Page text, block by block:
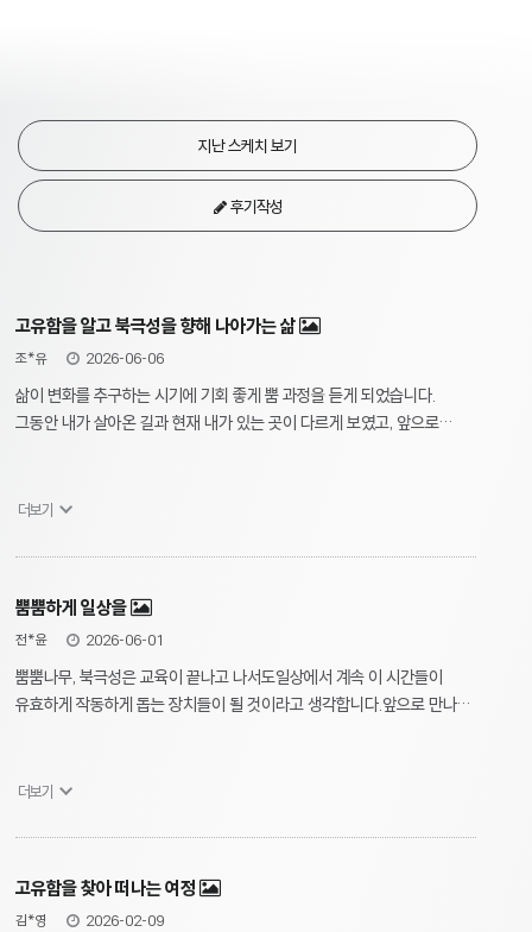
지난 스케치 보기
후기작성
고유함을 알고 북극성을 향해 나아가는 삶
조*유 2026-06-06
삶이 변화를 추구하는 시기에 기회 좋게 뿜 과정을 듣게 되었습니다.
그동안 내가 살아온 길과 현재 내가 있는 곳이 다르게 보였고, 앞으로
되었습니다! :)감사합니다 :D
더보기
뿜뿜하게 일상을
전*윤 2026-06-01
뿜뿜나무, 북극성은 교육이 끝나고 나서도일상에서 계속 이 시간들이
유효하게 작동하게 돕는 장치들이 될 것이라고 생각합니다.앞으로 만나는
기회가 되어서 의미가 깊었습니다!
더보기
고유함을 찾아 떠나는 여정
김*영 2026-02-09